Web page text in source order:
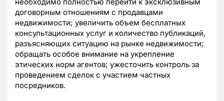
необходимо полностью перейти к эксклюзивным
договорным отношениям с продавцами
недвижимости; увеличить объем бесплатных
консультационных услуг и количество публикаций,
разъясняющих ситуацию на рынке недвижимости;
обращать особое внимание на укрепление
этических норм агентов; ужесточить контроль за
проведением сделок с участием частных
посредников.